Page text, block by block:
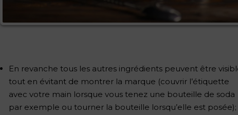
En revanche tous les autres ingrédients peuvent être
tout en évitant de montrer la marque (couvrir l’étiquette
avec votre main lorsque vous tenez une bouteille de soda
par exemple ou tourner la bouteille lorsqu’elle est posée);